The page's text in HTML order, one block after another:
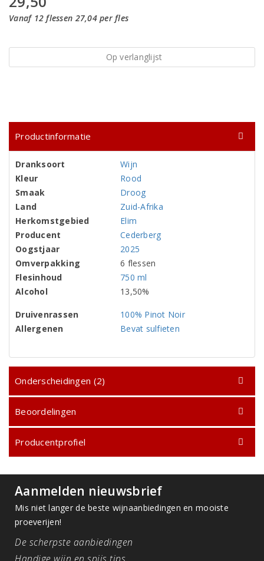
Vanaf 12 flessen 27,04 per fles
Op verlanglijst
Productinformatie
Dranksoort
Wijn
Kleur
Rood
Smaak
Droog
Land
Zuid-Afrika
Herkomstgebied
Elim
Producent
Cederberg
Oogstjaar
2025
Omverpakking
6 flessen
Flesinhoud
750 ml
Alcohol
13,50%
Druivenrassen
100% Pinot Noir
Allergenen
Bevat sulfieten
Onderscheidingen (2)
Beoordelingen
Producentprofiel
Aanmelden nieuwsbrief
Mis niet langer de beste wijnaanbiedingen en mooiste
proeverijen!
De scherpste aanbiedingen